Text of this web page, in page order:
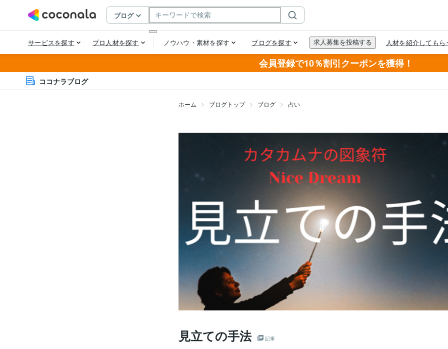
会員登録で10％割引クーポンを獲得！
ココナラブログ
ホーム ブログトップ ブログ 占い
見立ての手法 記事